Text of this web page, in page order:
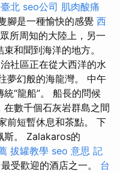
北 seo公司 肌肉酸痛
腳是一種愉快的感覺 西
所周知的大陸上，另一
和聞到海洋的地方。
社區正在從大西洋的水
夢幻般的海龍灣。 中午
“龍船”。 船長的問候
數千個石灰岩群島之間
前短暫休息和茶點。 下
斯。 Zalakaros的
拔罐教學 seo 意思 記
受歡迎的酒店之一。 台